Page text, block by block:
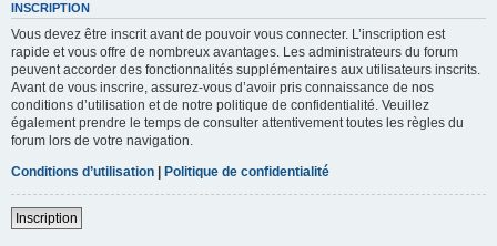
INSCRIPTION
Vous devez être inscrit avant de pouvoir vous connecter. L’inscription est
rapide et vous offre de nombreux avantages. Les administrateurs du forum
peuvent accorder des fonctionnalités supplémentaires aux utilisateurs inscrits.
Avant de vous inscrire, assurez-vous d’avoir pris connaissance de nos
conditions d’utilisation et de notre politique de confidentialité. Veuillez
également prendre le temps de consulter attentivement toutes les règles du
forum lors de votre navigation.
Conditions d’utilisation | Politique de confidentialité
Inscription